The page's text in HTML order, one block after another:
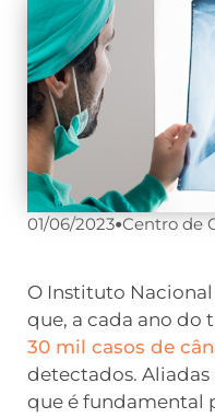
01/06/2023•Centro de
O Instituto Nacional
que, a cada ano do
30 mil casos de
detectados.
que é fundamental